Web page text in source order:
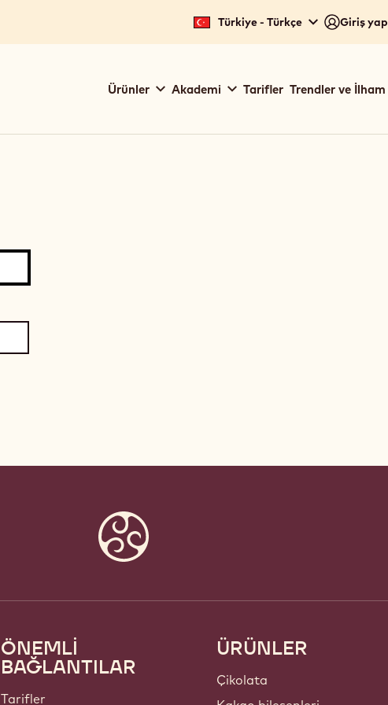
Türkiye - Türkçe Giriş yap
navigation
Ürünler Akademi Tarifler Trendler ve İlham
Footer
Callebaut
ÖNEMLİ
BAĞLANTILAR
Tarifler
ÜRÜNLER
Çikolata